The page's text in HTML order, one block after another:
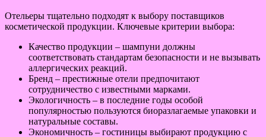
Отельеры тщательно подходят к выбору поставщиков
косметической продукции. Ключевые критерии выбора:
Качество продукции – шампуни должны
соответствовать стандартам безопасности и не вызывать
аллергических реакций.
Бренд – престижные отели предпочитают
сотрудничество с известными марками.
Экологичность – в последние годы особой
популярностью пользуются биоразлагаемые упаковки и
натуральные составы.
Экономичность – гостиницы выбирают продукцию с